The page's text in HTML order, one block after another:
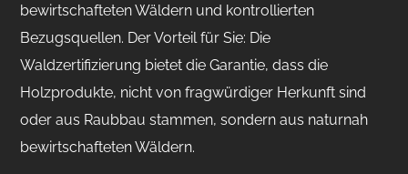
bewirtschafteten Wäldern und kontrollierten
Bezugsquellen. Der Vorteil für Sie: Die
Waldzertifizierung bietet die Garantie, dass die
Holzprodukte, nicht von fragwürdiger Herkunft sind
oder aus Raubbau stammen, sondern aus naturnah
bewirtschafteten Wäldern.